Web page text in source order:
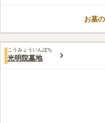
わっており足腰の弱い
口コミ評価
この霊園はまだ誰からも評価され
お墓
こうみょういんぼち
光明院墓地